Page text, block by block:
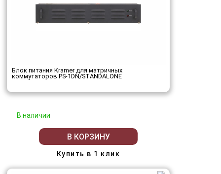
Блок питания Kramer для матричных
коммутаторов PS-1DN/STANDALONE
В наличии
В КОРЗИНУ
Купить в 1 клик